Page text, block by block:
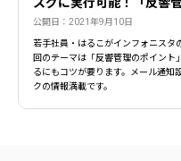
公開日：2021年9月10日
若手社員・はるこがインフォニスタ
回のテーマは「反響管理のポイント
るにもコツが要ります。メール通知
クの情報満載です。